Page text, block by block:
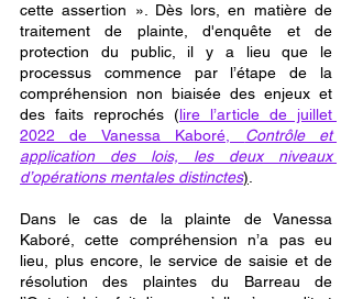
cette assertion ». Dès lors, en matière de
traitement de plainte, d'enquête et de
protection du public, il y a lieu que le
processus commence par l’étape de la
compréhension non biaisée des enjeux et
des faits reprochés (lire l’article de juillet
2022 de Vanessa Kaboré, Contrôle et
application des lois, les deux niveaux
d’opérations mentales distinctes)
Dans le cas de la plainte de Vanessa
Kaboré, cette compréhension n’a pas eu
lieu, plus encore, le service de saisie et de
résolution des plaintes du Barreau de